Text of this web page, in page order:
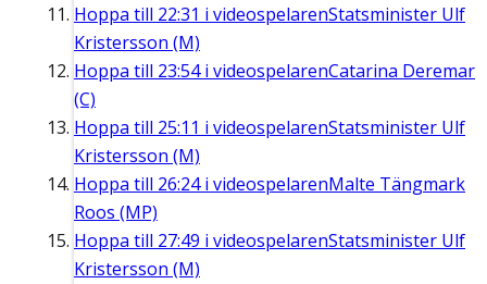
Hoppa till 22:31 i videospelarenStatsminister Ulf
Kristersson (M)
Hoppa till 23:54i videospelarenCatarina Deremar
(C)
Hoppa till 25:11 i videospelarenStatsminister Ulf
Kristersson (M)
Hoppa till 26:24i videospelarenMalte Tängmark
Roos (MP)
Hoppa till 27:49 i videospelarenStatsminister Ulf
Kristersson (M)